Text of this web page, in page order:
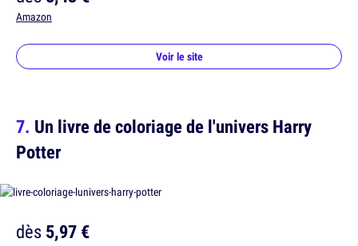
Amazon
Voir le site
Un livre de coloriage de l'univers Harry
Potter
dès5,97 €